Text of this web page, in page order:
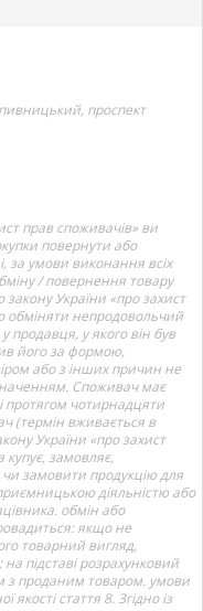
проспект
прав споживачів» ви
повернути або
за умови виконання всіх
/ повернення товару
закону України «про захист
обміняти непродовольчий
продавця, у якого він був
його за формою,
або з інших причин не
Споживач має
протягом чотирнадцяти
(термін вживається в
України «про захист
купує, замовляє,
замовити продукцію для
діяльністю або
обмін або
якщо не
товарний вигляд,
підставі розрахунковий
з проданим товаром. умови
стаття 8. Згідно із